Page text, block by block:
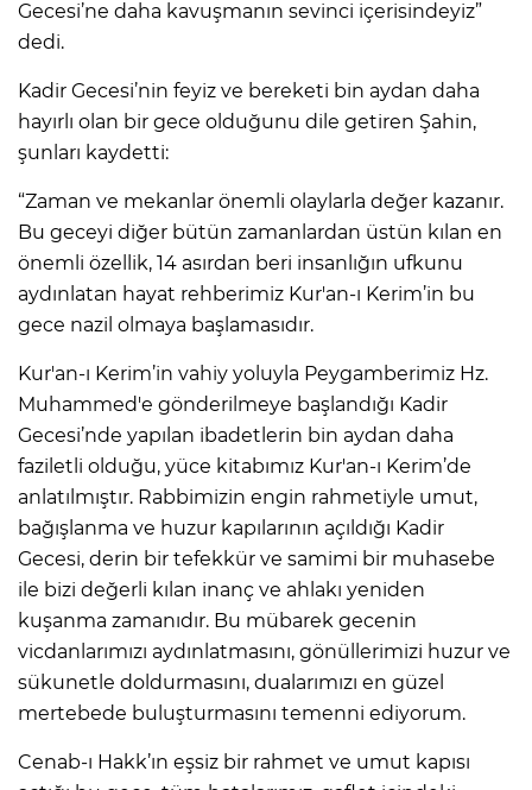
Gecesi’ne daha kavuşmanın sevinci içerisindeyiz”
dedi.
Kadir Gecesi’nin feyiz ve bereketi bin aydan daha
hayırlı olan bir gece olduğunu dile getiren Şahin,
şunları kaydetti:
“Zaman ve mekanlar önemli olaylarla değer kazanır.
Bu geceyi diğer bütün zamanlardan üstün kılan en
önemli özellik, 14 asırdan beri insanlığın ufkunu
aydınlatan hayat rehberimiz Kur'an-ı Kerim’in bu
gece nazil olmaya başlamasıdır.
Kur'an-ı Kerim’in vahiy yoluyla Peygamberimiz Hz.
Muhammed'e gönderilmeye başlandığı Kadir
Gecesi’nde yapılan ibadetlerin bin aydan daha
faziletli olduğu, yüce kitabımız Kur'an-ı Kerim’de
anlatılmıştır. Rabbimizin engin rahmetiyle umut,
bağışlanma ve huzur kapılarının açıldığı Kadir
Gecesi, derin bir tefekkür ve samimi bir muhasebe
ile bizi değerli kılan inanç ve ahlakı yeniden
kuşanma zamanıdır. Bu mübarek gecenin
vicdanlarımızı aydınlatmasını, gönüllerimizi huzur ve
sükunetle doldurmasını, dualarımızı en güzel
mertebede buluşturmasını temenni ediyorum.
Cenab-ı Hakk’ın eşsiz bir rahmet ve umut kapısı